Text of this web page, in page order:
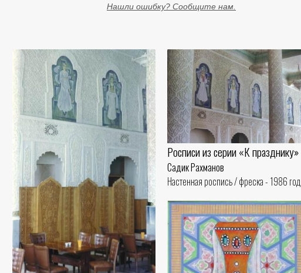
Нашли ошибку? Сообщите нам.
Росписи из серии «К празднику»
Садик Рахманов
Настенная роспись / фреска - 1986 год